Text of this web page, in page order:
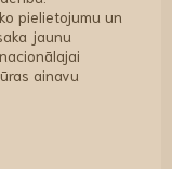
pielietojumu un
jaunu
ainavu